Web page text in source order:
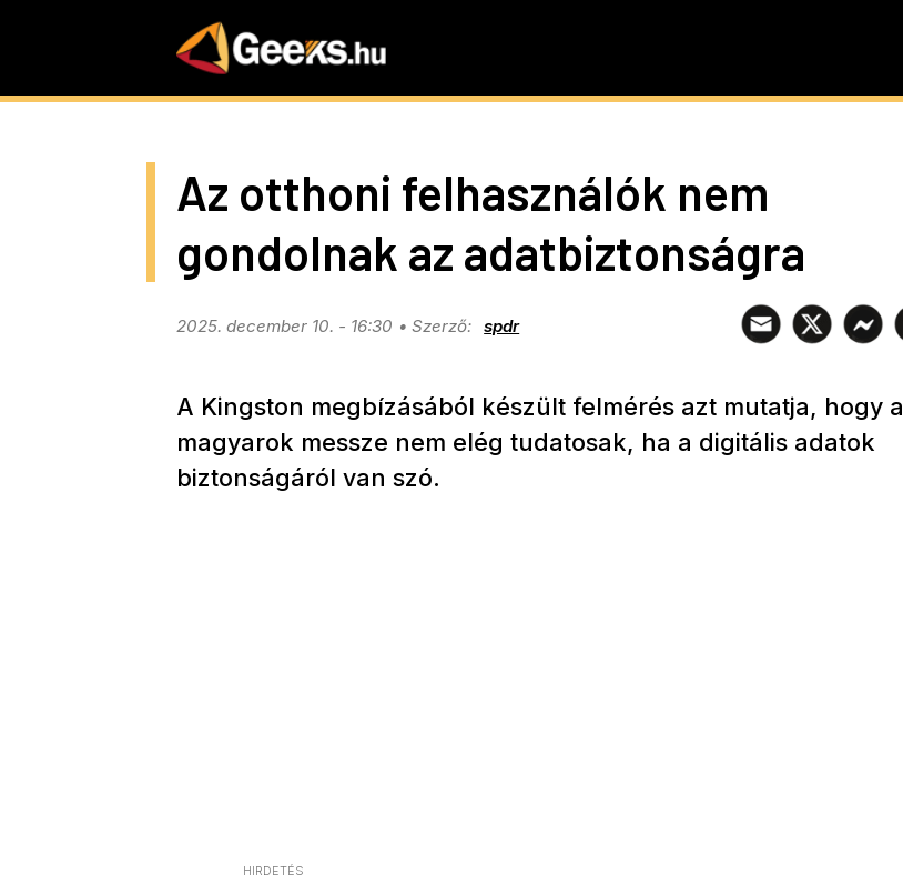
Az otthoni felhasználók nem
gondolnak az adatbiztonságra
2025. december 10. - 16:30 spdr
A Kingston megbízásából készült felmérés azt mutatja, hogy a
magyarok messze nem elég tudatosak, ha a digitális adatok
biztonságáról van szó.
HIRDETÉS